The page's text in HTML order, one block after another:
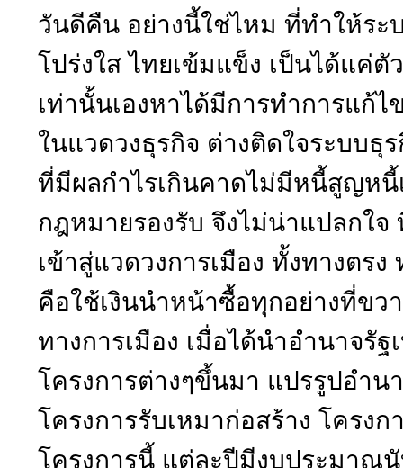
วันดีคืน อย่างนี้ใช่ไหม ที่ทำให้ระ
โปร่งใส ไทยเข้มแข็ง เป็นได้แค่
เท่านั้นเองหาได้มีการทำการแก้ไ
ในแวดวงธุรกิจ ต่างติดใจระบบธุ
ที่มีผลกำไรเกินคาดไม่มีหนี้สูญหนี้
กฎหมายรองรับ จึงไม่น่าแปลกใ
เข้าสู่แวดวงการเมือง ทั้งทางตร
คือใช้เงินนำหน้าซื้อทุกอย่างที่ขว
ทางการเมือง เมื่อได้นำอำนาจรั
โครงการต่างๆขึ้นมา แปรรูปอำน
โครงการรับเหมาก่อสร้าง โครง
โครงการนี้ แต่ละปีมีงบประมาณ